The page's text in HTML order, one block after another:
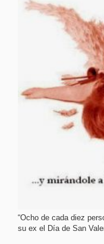
“Ocho de cada diez
su ex el Día de San